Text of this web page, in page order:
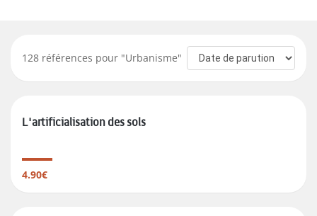
128 références pour "Urbanisme"
L'artificialisation des sols
4.90€